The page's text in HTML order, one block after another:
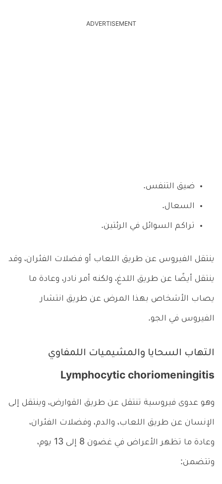
ADVERTISEMENT
ضيق التنفس.
السعال.
تراكم السوائل في الرئتين.
ينتقل الفيروس عن طريق اللعاب أو فضلات الفئران، وقد
ينتقل أيضًا عن طريق اللدغ، ولكنه أمر نادر، وعادة ما
يصاب الأشخاص بهذا المرض عن طريق انتشار
الفيروس في الجو.
التهاب السحايا والمشيميات اللمفاوي
Lymphocytic choriomeningitis
وهو عدوى فيروسية تنتقل عن طريق القوارض، وينتقل إلى
الإنسان عن طريق اللعاب، والدم، وفضلات الفئران،
وعادة ما تظهر الأعراض في غضون 8 إلى 13 يوم،
وتتضمن: